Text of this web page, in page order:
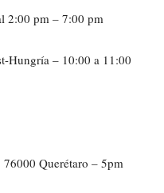
2:00 pm – 7:00 pm
Hungría – 10:00 a 11:00
Querétaro – 5pm